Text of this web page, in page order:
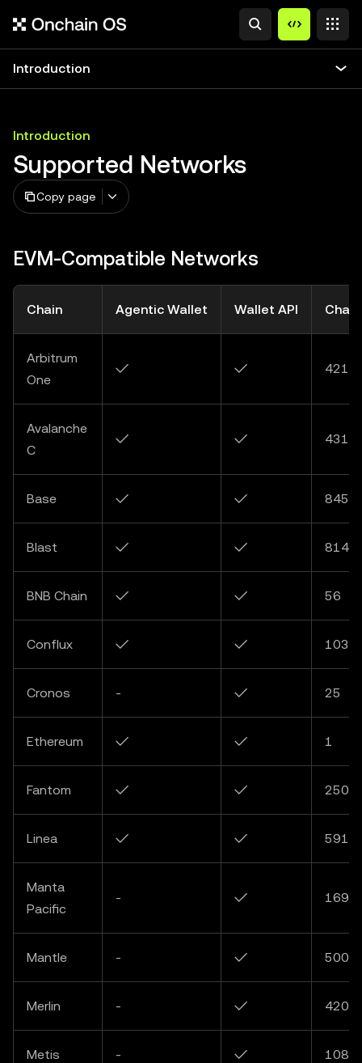
Introduction
Introduction
Supported Networks
Copy page
EVM-Compatible Networks
Chain Agentic Wallet Wallet API
Arbitrum
One
✓ ✓
Avalanche
C
✓ ✓
Base ✓ ✓ 8453
Blast ✓ ✓
BNB Chain ✓ ✓ 56
Conflux ✓ ✓ 1030
Cronos - ✓ 25
Ethereum ✓ ✓ 1
Fantom ✓ ✓ 250
Linea ✓ ✓
Manta
Pacific
- ✓ 169
Mantle - ✓ 5000
Merlin - ✓ 4200
Metis - ✓ 1088